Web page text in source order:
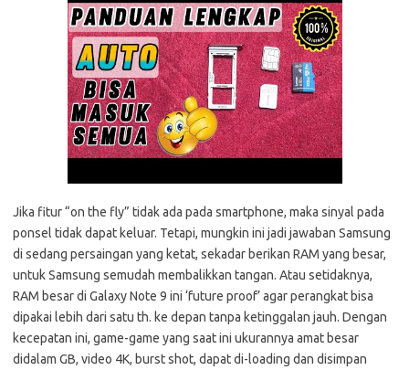
Jika fitur “on the fly” tidak ada pada smartphone, maka sinyal pada
ponsel tidak dapat keluar. Tetapi, mungkin ini jadi jawaban Samsung
di sedang persaingan yang ketat, sekadar berikan RAM yang besar,
untuk Samsung semudah membalikkan tangan. Atau setidaknya,
RAM besar di Galaxy Note 9 ini ‘future proof’ agar perangkat bisa
dipakai lebih dari satu th. ke depan tanpa ketinggalan jauh. Dengan
kecepatan ini, game-game yang saat ini ukurannya amat besar
didalam GB, video 4K, burst shot, dapat di-loading dan disimpan